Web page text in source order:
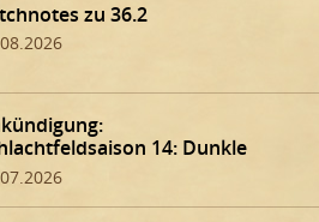
zu 36.2
14: Dunkle
von Dalaran!